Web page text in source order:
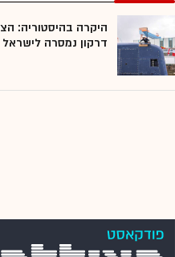
היקרה בהיסטוריה:
דרקון נמסרה לישראל